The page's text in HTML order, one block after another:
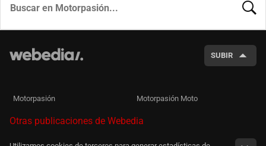
SUBIR
Motorpasión Motorpasión Moto
Otras publicaciones de Webedia